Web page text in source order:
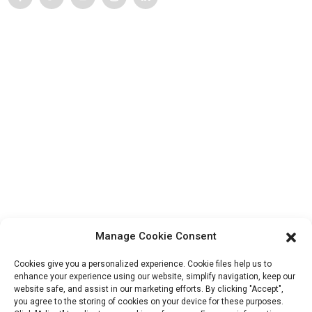
HuiZhou, 516157, Chine
fannie@hzdlpack.com
+86 13410678885
Manage Cookie Consent
Cookies give you a personalized experience. Cookie files help us to
enhance your experience using our website, simplify navigation, keep our
website safe, and assist in our marketing efforts. By clicking "Accept",
you agree to the storing of cookies on your device for these purposes.